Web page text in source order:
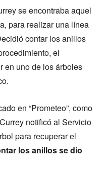
se encontraba aquel
para realizar una línea
contar los anillos
el
en uno de los árboles
en “Prometeo”, como
notificó al Servicio
para recuperar el
los anillos se dio